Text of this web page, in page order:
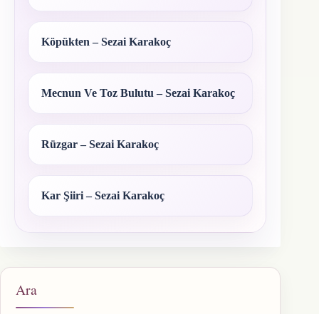
Köpükten – Sezai Karakoç
Mecnun Ve Toz Bulutu – Sezai Karakoç
Rüzgar – Sezai Karakoç
Kar Şiiri – Sezai Karakoç
Ara